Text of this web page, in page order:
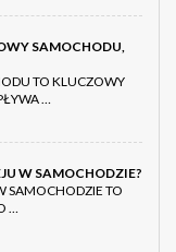
SAMOCHODU,
TO KLUCZOWY
…
W SAMOCHODZIE?
SAMOCHODZIE TO
…